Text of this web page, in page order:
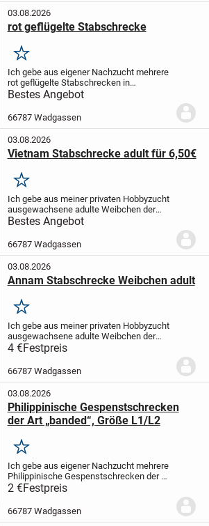
03.08.2026
rot geflügelte Stabschrecke
Merken
Ich gebe aus eigener Nachzucht mehrere
rot geflügelte Stabschrecken in
verschiedenen Größen ab.
können sowohl einzeln oder in Gruppen
gehalten werden.Eine Haltung mit
anderen Insekten- oder...
Bestes Angebot
66787 Wadgassen
03.08.2026
Vietnam Stabschrecke adult für 6,50€
Merken
Ich gebe aus meiner privaten Hobbyzucht
ausgewachsene adulte Weibchen der
Vietnam Stabschrecke (grüne
Stabschrecke) ab.
Preis je Tier: 6,50€
Bestes Angebot
66787 Wadgassen
03.08.2026
Annam Stabschrecke Weibchen adult
Merken
Ich gebe aus meiner privaten Hobbyzucht
ausgewachsene adulte Weibchen der
Annam Stabschrecke ab.
vorhanden.
einfach melden.
4 €Festpreis
66787 Wadgassen
03.08.2026
Philippinische Gespenstschrecken
der Art „banded“, Größe L1/L2
Merken
Ich gebe aus eigener Nachzucht mehrere
Philippinische Gespenstschrecken der Art
„Banded“ ab.Die Tiere können sowohl
einzeln oder in Gruppen gehalten
werden.Eine Haltung mit anderen
Insekten- oder...
2 €Festpreis
66787 Wadgassen